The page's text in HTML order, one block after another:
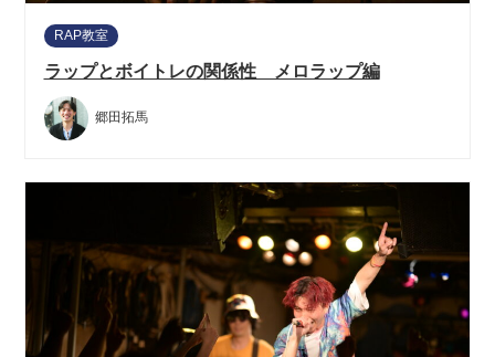
RAP教室
ラップとボイトレの関係性 メロラップ編
郷田拓馬